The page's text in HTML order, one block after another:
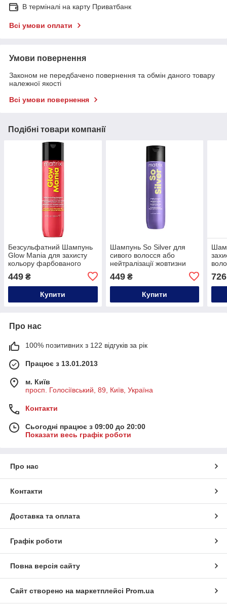
В терміналі на карту Приватбанк
Всі умови оплати
Умови повернення
Законом не передбачено повернення та обмін даного товару
належної якості
Всі умови повернення
Подібні товари компанії
Безсульфатний Шампунь
Glow Mania для захисту
кольору фарбованого
449 ₴
Купити
Шампунь So Silver для
сивого волосся або
нейтралізації жовтизни
для блонду Matrix,300ml
449₴
Купити
726
Про нас
100% позитивних з 122 відгуків за рік
Працює з 13.01.2013
м. Київ
просп. Голосіївський, 89, Київ, Україна
Контакти
Сьогодні працює з 09:00 до 20:00
Показати весь графік роботи
Про нас
Контакти
Доставка та оплата
Графік роботи
Повна версія сайту
Сайт створено на маркетплейсі Prom.ua